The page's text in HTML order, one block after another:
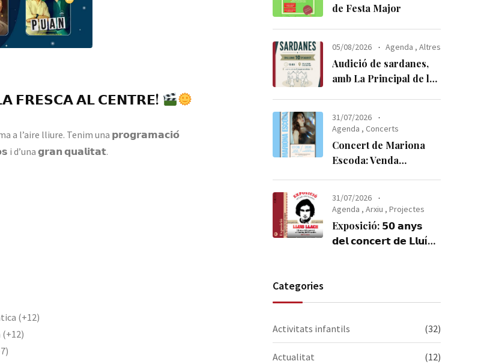
𝗟𝗔 𝗙𝗥𝗘𝗦𝗖𝗔 𝗔𝗟 𝗖𝗘𝗡𝗧𝗥𝗘!
a l’aire lliure. Tenim una 𝗽𝗿𝗼𝗴𝗿𝗮𝗺𝗮𝗰𝗶𝗼́
i d’una 𝗴𝗿𝗮𝗻 𝗾𝘂𝗮𝗹𝗶𝘁𝗮𝘁.
(+12)
de Festa Major
05/08/2026 Agenda , Altres
Audició de sardanes,
amb La Principal de la
31/07/2026
Agenda , Concerts
Concert de Mariona
Escoda: Venda
31/07/2026
Agenda , Arxiu , Projectes
Exposició: 𝟱𝟬 𝗮𝗻𝘆𝘀
𝗱𝗲𝗹 𝗰𝗼𝗻𝗰𝗲𝗿𝘁 𝗱𝗲 𝗟𝗹𝘂í𝘀
la, us esperem!
Categories
Activitats infantils (32)
Actualitat (12)